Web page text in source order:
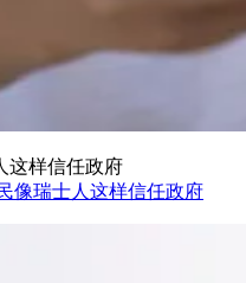
这样信任政府
像瑞士人这样信任政府